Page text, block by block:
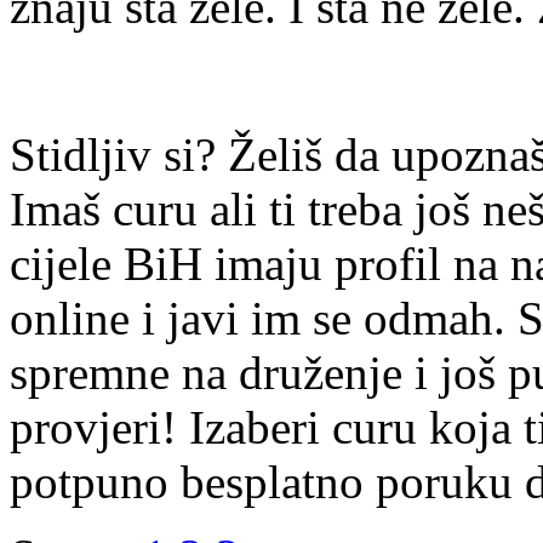
Stidljiv si? Želiš da
Imaš curu ali ti treba još
cijele BiH imaju profil na
online i javi im se odmah.
spremne na druženje i još
provjeri! Izaberi curu koja
potpuno besplatno poruku